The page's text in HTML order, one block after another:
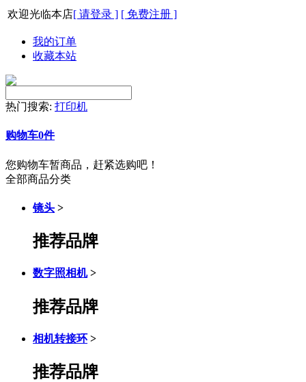
欢迎光临本店[ 请登录 ] [ 免费注册 ]
我的订单
收藏本站
热门搜索: 打印机
购物车0件
您购物车暂商品，赶紧选购吧！
全部商品分类
镜头 >
推荐品牌
数字照相机 >
推荐品牌
相机转接环 >
推荐品牌